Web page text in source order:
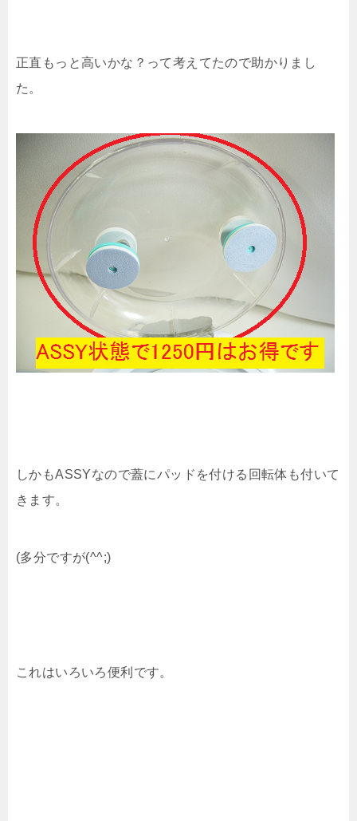
正直もっと高いかな？って考えてたので助かりまし
た。
しかもASSYなので蓋にパッドを付ける回転体も付いて
きます。
(多分ですが(^^;)
これはいろいろ便利です。